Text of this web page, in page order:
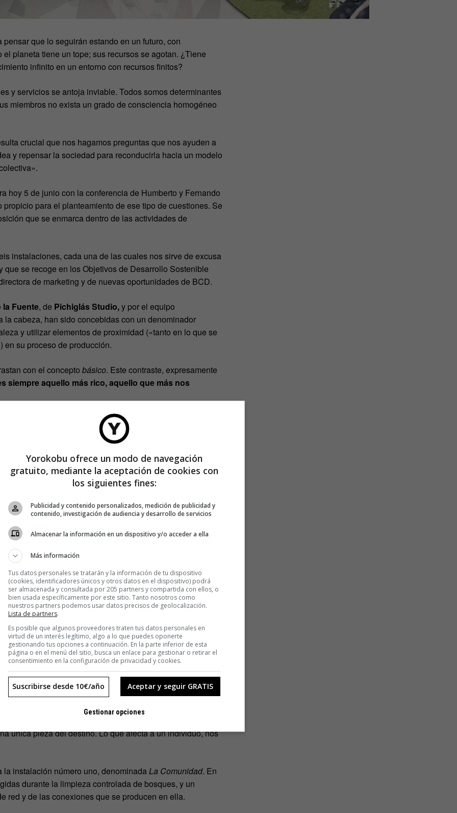
que lo seguirán estando en un futuro, con
planeta tiene un tope; sus recursos se agotan. ¿Tiene
infinito en un entorno con recursos finitos?
y servicios se antoja inviable. Todos somos determinantes
miembros no exista un grado de consciencia homogéneo
crucial que nos hagamos preguntas que nos ayuden a
y repensar la sociedad para reconducirla hacia un modelo
hoy 5 de junio con la conferencia de Humberto y Fernando
propicio para el planteamiento de ese tipo de cuestiones. Se
que se enmarca dentro de las actividades de
instalaciones, cada una de las cuales nos sirve de excusa
se recoge en los Objetivos de Desarrollo Sostenible
de marketing y de nuevas oportunidades de BCD.
Fuente, de Pichiglás Studio,y por el equipo
la cabeza, han sido concebidas con un denominador
y utilizar elementos de proximidad («tanto en lo que se
en su proceso de producción.
con el concepto básico. Este contraste, expresamente
siempre aquello más rico, aquello que más nos
asistentes que estos temas «básicos» han interesado
pensadores, cada una de las instalaciones parte de
entre los visitantes y retarles a reflexionar sobre cómo
el impacto de cada individuo».
todo se reduce a esto: toda la vida está interrelacionada.
única pieza del destino. Lo que afecta a un individuo, nos
instalación número uno, denominadaLa Comunidad. En
durante la limpieza controlada de bosques, y un
red y de las conexiones que se producen en ella.
Yorokobu ofrece un modo de navegación
gratuito, mediante la aceptación de cookies con
los siguientes fines:
Publicidad y contenido personalizados, medición de publicidad y
contenido, investigación de audiencia y desarrollo de servicios
Almacenar la información en un dispositivo y/o acceder a ella
Más información
Tus datos personales se tratarán y la información de tu dispositivo
(cookies, identificadores únicos y otros datos en el dispositivo) podrá
ser almacenada y consultada por 205 partners y compartida con ellos, o
bien usada específicamente por este sitio. Tanto nosotros como
nuestros partners podemos usar datos precisos de geolocalización.
Lista de partners.
Es posible que algunos proveedores traten tus datos personales en
virtud de un interés legítimo, algo a lo que puedes oponerte
gestionando tus opciones a continuación. En la parte inferior de esta
página o en el menú del sitio, busca un enlace para gestionar o retirar el
consentimiento en la configuración de privacidad y cookies.
Aceptar y seguir GRATIS
Suscribirse desde 10€/año
Gestionar opciones